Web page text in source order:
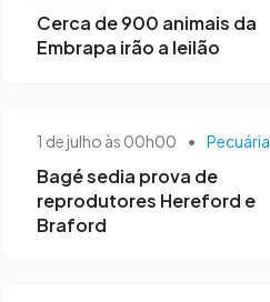
Cerca de 900 animais da
Embrapa irão a leilão
1 de julho às 00h00 • Pecuária
Bagé sedia prova de
reprodutores Hereford e
Braford